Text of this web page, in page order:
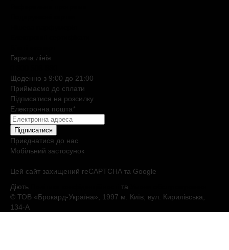
Гаряча лiнiя
Щоденно з 9:00 до 21:00
Приймаємо до сплати
Підписатися на розсилку
Електронна пошта*
Підписатися
Приєднатися до нас
Мобільний застосунок
Цей сайт захищений reCAPTCHA та Google
Діють
та
© ТОВ «Брокард-Україна», 1997 м. Київ, вул. Кирилівська,
134-А